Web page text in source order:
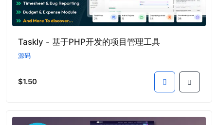
Taskly - 基于PHP开发的项目管理工具
源码
$1.50